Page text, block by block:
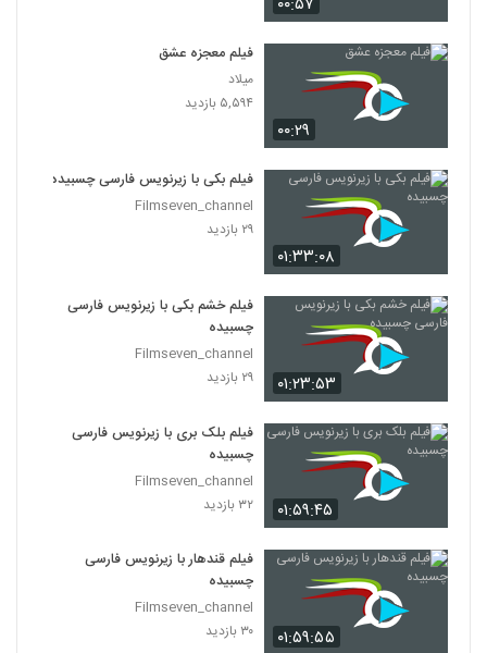
۰۰:۲۹
فیلم معجزه عشق
میلاد
۵,۵۹۴ بازدید
۰۱:۳۳:۰۸
فیلم بکی با زیرنویس فارسی چسبیده
Filmseven_channel
۲۹ بازدید
۰۱:۲۳:۵۳
فیلم خشم بکی با زیرنویس فارسی
چسبیده
Filmseven_channel
۲۹ بازدید
۰۱:۵۹:۴۵
فیلم بلک بری با زیرنویس فارسی
چسبیده
Filmseven_channel
۳۲ بازدید
۰۱:۵۹:۵۵
فیلم قندهار با زیرنویس فارسی
چسبیده
Filmseven_channel
۳۰ بازدید